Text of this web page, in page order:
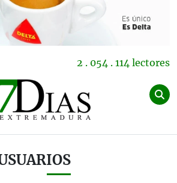
2 . 054 . 114 lectores